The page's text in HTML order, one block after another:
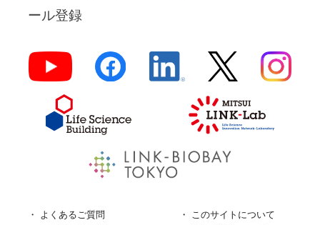
ール登録
よくあるご質問
このサイトについて